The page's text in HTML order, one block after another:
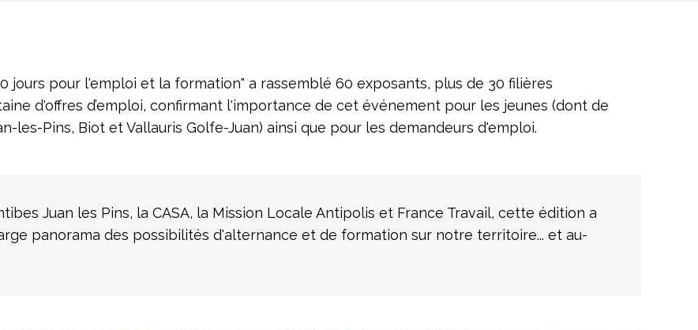
jours pour l'emploi et la formation" a rassemblé 60 exposants, plus de 30 filières
d'offres d’emploi, confirmant l'importance de cet événement pour les jeunes (dont de
les-Pins, Biot et Vallauris Golfe-Juan) ainsi que pour les demandeurs d'emploi.
Juan les Pins, la CASA, la Mission Locale Antipolis et France Travail, cette édition a
panorama des possibilités d'alternance et de formation sur notre territoire... et au-